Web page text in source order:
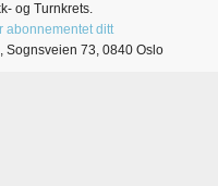
og Turnkrets.
abonnementet ditt
Sognsveien 73, 0840 Oslo